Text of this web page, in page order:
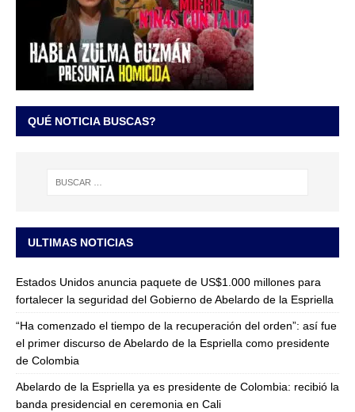
QUÉ NOTICIA BUSCAS?
ULTIMAS NOTICIAS
Estados Unidos anuncia paquete de US$1.000 millones para
fortalecer la seguridad del Gobierno de Abelardo de la Espriella
“Ha comenzado el tiempo de la recuperación del orden”: así fue
el primer discurso de Abelardo de la Espriella como presidente
de Colombia
Abelardo de la Espriella ya es presidente de Colombia: recibió la
banda presidencial en ceremonia en Cali